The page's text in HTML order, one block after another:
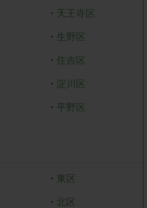
・ 天王寺区
・ 生野区
・ 住吉区
・ 淀川区
・平野区
・ 東区
・ 北区